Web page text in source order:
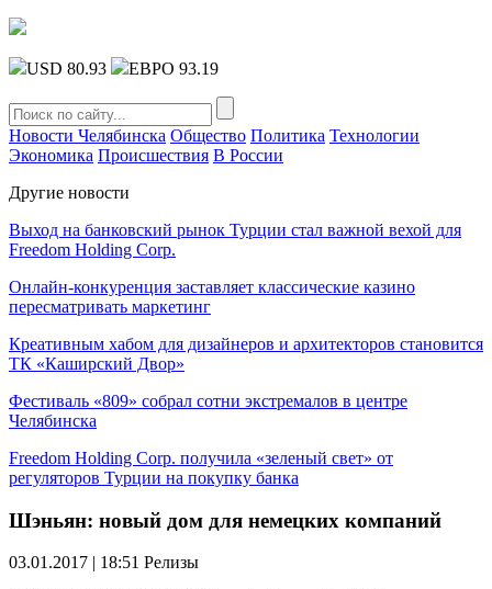
USD 80.93 ЕВРО 93.19
Новости Челябинска Общество Политика Технологии
Экономика Происшествия В России
Другие новости
Выход на банковский рынок Турции стал важной вехой для
Freedom Holding Corp.
Онлайн-конкуренция заставляет классические казино
пересматривать маркетинг
Креативным хабом для дизайнеров и архитекторов становится
ТК «Каширский Двор»
Фестиваль «809» собрал сотни экстремалов в центре
Челябинска
Freedom Holding Corp. получила «зеленый свет» от
регуляторов Турции на покупку банка
Шэньян: новый дом для немецких компаний
03.01.2017 | 18:51 Релизы